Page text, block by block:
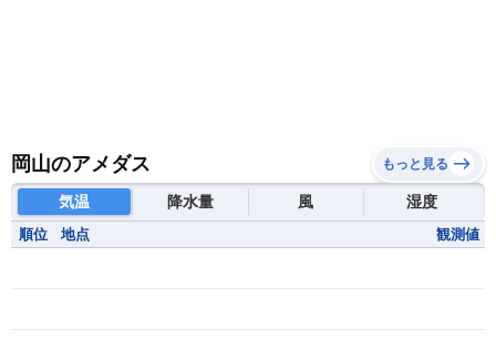
岡山のアメダス もっと見る
気温 降水量 風 湿度
順位 地点 観測値